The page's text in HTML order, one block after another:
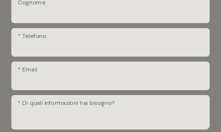
Cognome
* Telefono
* Email
* Di quali informazioni hai bisogno?